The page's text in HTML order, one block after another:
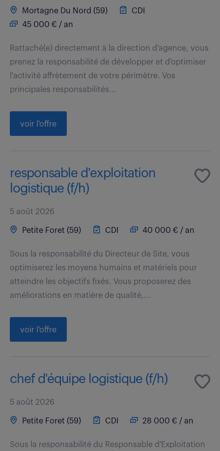
Mortagne Du Nord (59)
CDI
45 000 € / an
Rattaché(e) directement à la direction d'agence, vous
prenez la responsabilité de développer et d'optimiser
l'activité affrètement de votre périmètre. Vos
principales responsabilités...
voir l'offre
responsable d'exploitation
logistique (f/h)
5 août 2026
Petite Foret (59) CDI 40 000 € / an
Sous la responsabilité du Directeur de Site, vous
optimiserez les moyens humains et matériels pour
atteindre les objectifs fixés. Vous proposerez des
améliorations en matière de qualité,...
voir l'offre
chef d'équipe logistique (f/h)
5 août 2026
Petite Foret (59) CDI 28 000 € / an
Sous la responsabilité du Responsable d'Exploitation